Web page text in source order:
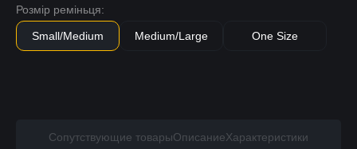
Розмір реміньця:
Small/Medium Medium/Large One Size
Сопутствующие товарыОписаниеХарактеристики